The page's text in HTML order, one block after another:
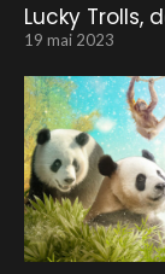
Lucky Trolls,
19 mai 2023